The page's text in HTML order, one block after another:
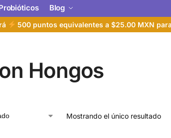
Blog
500 puntos equivalentes a $25.00 MXN
Hongos
Mostrando el único resultado